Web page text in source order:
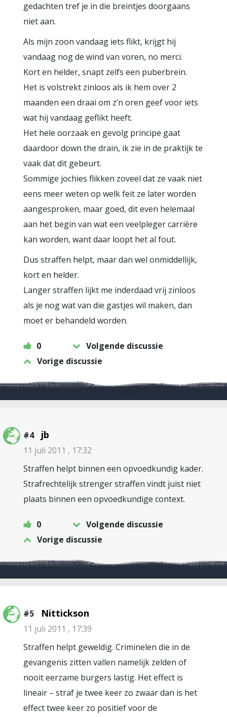
gedachten tref je in die breintjes doorgaans
niet aan.
Als mijn zoon vandaag iets flikt, krijgt hij
vandaag nog de wind van voren, no merci.
Kort en helder, snapt zelfs een puberbrein.
Het is volstrekt zinloos als ik hem over 2
maanden een draai om z’n oren geef voor iets
wat hij vandaag geflikt heeft.
Het hele oorzaak en gevolg principe gaat
daardoor down the drain, ik zie in de praktijk te
vaak dat dit gebeurt.
Sommige jochies flikken zoveel dat ze vaak niet
eens meer weten op welk feit ze later worden
aangesproken, maar goed, dit even helemaal
aan het begin van wat een veelpleger carrière
kan worden, want daar loopt het al fout.
Dus straffen helpt, maar dan wel onmiddellijk,
kort en helder.
Langer straffen lijkt me inderdaad vrij zinloos
als je nog wat van die gastjes wil maken, dan
moet er behandeld worden.
0
Volgende discussie
Vorige discussie
#4 jb
11 juli 2011 , 17:32
Straffen helpt binnen een opvoedkundig kader.
Strafrechtelijk strenger straffen vindt juist niet
plaats binnen een opvoedkundige context.
0
Volgende discussie
Vorige discussie
#5 Nittickson
11 juli 2011 , 17:39
Straffen helpt geweldig. Criminelen die in de
gevangenis zitten vallen namelijk zelden of
nooit eerzame burgers lastig. Het effect is
lineair – straf je twee keer zo zwaar dan is het
effect twee keer zo positief voor de